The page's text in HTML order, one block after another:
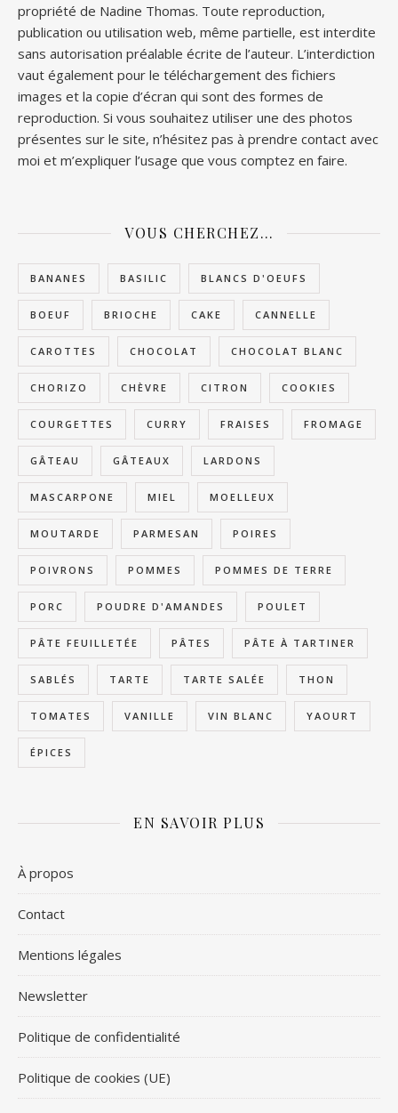
propriété de Nadine Thomas. Toute reproduction,
publication ou utilisation web, même partielle, est interdite
sans autorisation préalable écrite de l’auteur. L’interdiction
vaut également pour le téléchargement des fichiers
images et la copie d’écran qui sont des formes de
reproduction. Si vous souhaitez utiliser une des photos
présentes sur le site, n’hésitez pas à prendre contact avec
moi et m’expliquer l’usage que vous comptez en faire.
VOUS CHERCHEZ…
BANANES BASILIC BLANCS D'OEUFS
BOEUF BRIOCHE CAKE CANNELLE
CAROTTES CHOCOLAT CHOCOLAT BLANC
CHORIZO CHÈVRE CITRON COOKIES
COURGETTES CURRY FRAISES FROMAGE
GÂTEAU GÂTEAUX LARDONS
MASCARPONE MIEL MOELLEUX
MOUTARDE PARMESAN POIRES
POIVRONS POMMES POMMES DE TERRE
PORC POUDRE D'AMANDES POULET
PÂTE FEUILLETÉE PÂTES PÂTE À TARTINER
SABLÉS TARTE TARTE SALÉE THON
TOMATES VANILLE VIN BLANC YAOURT
ÉPICES
EN SAVOIR PLUS
À propos
Contact
Mentions légales
Newsletter
Politique de confidentialité
Politique de cookies (UE)